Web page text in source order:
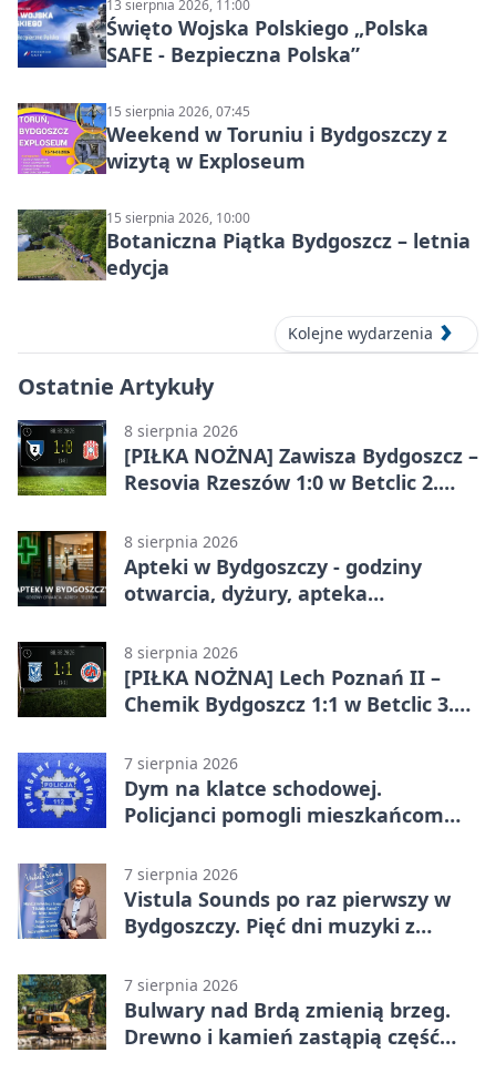
13 sierpnia 2026, 11:00
Święto Wojska Polskiego „Polska
SAFE - Bezpieczna Polska”
15 sierpnia 2026, 07:45
Weekend w Toruniu i Bydgoszczy z
wizytą w Exploseum
15 sierpnia 2026, 10:00
Botaniczna Piątka Bydgoszcz – letnia
edycja
Kolejne wydarzenia
Ostatnie Artykuły
8 sierpnia 2026
[PIŁKA NOŻNA] Zawisza Bydgoszcz –
Resovia Rzeszów 1:0 w Betclic 2.
8 sierpnia 2026
Apteki w Bydgoszczy - godziny
otwarcia, dyżury, apteka
8 sierpnia 2026
[PIŁKA NOŻNA] Lech Poznań II –
Chemik Bydgoszcz 1:1 w Betclic 3.
Bydgoszczanie wywieźli punkt z
Wronek
7 sierpnia 2026
Dym na klatce schodowej.
Policjanci pomogli mieszkańcom
7 sierpnia 2026
Vistula Sounds po raz pierwszy w
Bydgoszczy. Pięć dni muzyki z
7 sierpnia 2026
Bulwary nad Brdą zmienią brzeg.
Drewno i kamień zastąpią część